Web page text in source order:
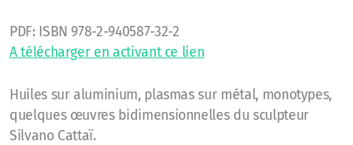
PDF: ISBN 978-2-940587-32-2
A télécharger en activant ce lien
Huiles sur aluminium, plasmas sur métal, monotypes,
quelques œuvres bidimensionnelles du sculpteur
Silvano Cattaï.